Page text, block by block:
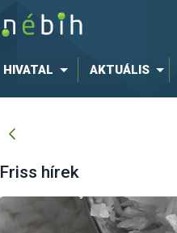
HIVATAL AKTUÁLIS
Friss hírek